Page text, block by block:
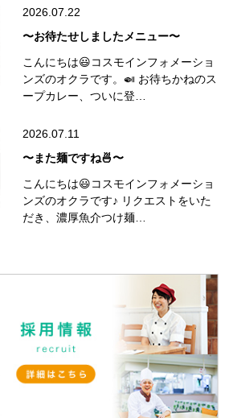
2026.07.22
〜お待たせしましたメニュー〜
こんにちは😃コスモインフォメーショ
ンズのオクラです。🍛 お待ちかねのス
ープカレー、ついに登…
2026.07.11
〜また麺ですね🍜〜
こんにちは😃コスモインフォメーショ
ンズのオクラです♪ リクエストをいた
だき、濃厚魚介つけ麺…